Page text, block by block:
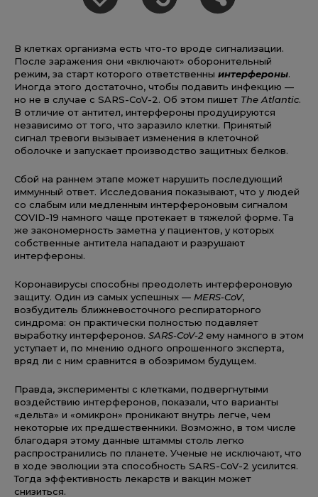
В клетках организма есть что-то вроде сигнализации.
После заражения они «включают» оборонительный
режим, за старт которого ответственны интерфероны.
Иногда этого достаточно, чтобы подавить инфекцию —
но не в случае с SARS-CoV-2. Об этом пишет The Atlantic.
В отличие от антител, интерфероны продуцируются
независимо от того, что заразило клетки. Принятый
сигнал тревоги вызывает изменения в клеточной
оболочке и запускает производство защитных белков.
Сбой на раннем этапе может нарушить последующий
иммунный ответ. Исследования показывают, что у людей
со слабым или медленным интерфероновым сигналом
COVID-19 намного чаще протекает в тяжелой форме. Та
же закономерность заметна у пациентов, у которых
собственные антитела нападают и разрушают
интерфероны.
Коронавирусы способны преодолеть интерфероновую
защиту. Один из самых успешных — MERS-CoV,
возбудитель ближневосточного респираторного
синдрома: он практически полностью подавляет
выработку интерферонов. SARS-CoV-2ему намного в этом
уступает и, по мнению одного опрошенного эксперта,
вряд ли с ним сравнится в обозримом будущем.
Правда, эксперименты с клетками, подвергнутыми
воздействию интерферонов, показали, что варианты
«дельта» и «омикрон» проникают внутрь легче, чем
некоторые их предшественники. Возможно, в том числе
благодаря этому данные штаммы столь легко
распространились по планете. Ученые не исключают, что
в ходе эволюции эта способность SARS-CoV-2 усилится.
Тогда эффективность лекарств и вакцин может
снизиться.